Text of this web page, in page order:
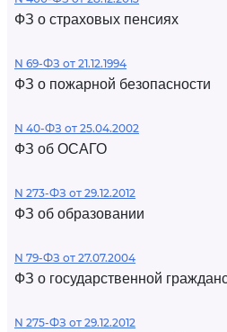
ФЗ о страховых пенсиях
N 69-ФЗ от 21.12.1994
ФЗ о пожарной безопасности
N 40-ФЗ от 25.04.2002
ФЗ об ОСАГО
N 273-ФЗ от 29.12.2012
ФЗ об образовании
N 79-ФЗ от 27.07.2004
ФЗ о государственной
N 275-ФЗ от 29.12.2012